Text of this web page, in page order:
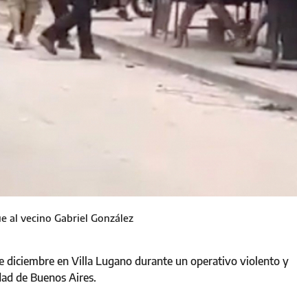
al vecino Gabriel González
diciembre en Villa Lugano durante un operativo violento y
de Buenos Aires.